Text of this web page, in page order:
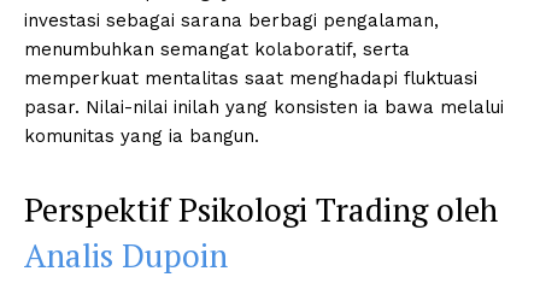
investasi sebagai sarana berbagi pengalaman,
menumbuhkan semangat kolaboratif, serta
memperkuat mentalitas saat menghadapi fluktuasi
pasar. Nilai-nilai inilah yang konsisten ia bawa melalui
komunitas yang ia bangun.
Perspektif Psikologi Trading oleh
Analis Dupoin